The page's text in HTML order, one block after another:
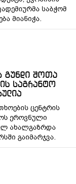
საბჭომ
მიანიჭა.
გუნდი შოთა
საგრანტო
ცენტრის
ეროვნული
ახალგაზრდა
გაიმარჯვა.